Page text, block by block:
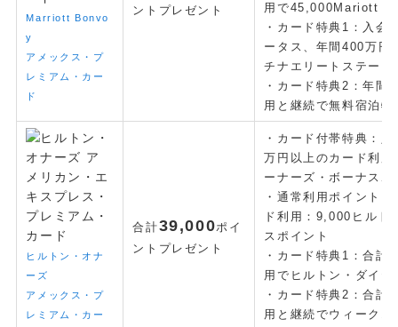
Marriott Bonvo
y
アメックス・プ
レミアム・カー
ド
ントプレゼント
用で45,000Mariott
・カード特典1：入会
ータス、年間400万円
チナエリートステータ
・カード特典2：年間
用と継続で無料宿泊特
ヒルトン・オナ
ーズ
アメックス・プ
レミアム・カー
合計39,000ポイ
ント プレゼント
・カード付帯特典：
万円以上のカード利
ーナーズ・ボーナスポ
・通常利用ポイント：
ド利用：9,000ヒルト
スポイント
・カード特典1：合計
用でヒルトン・ダイ
・カード特典2：合計
用と継続でウィーク